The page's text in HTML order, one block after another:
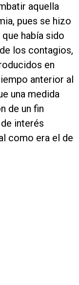
aquella
pues se hizo
había sido
los contagios,
en
anterior al
una medida
de un fin
interés
como era el de